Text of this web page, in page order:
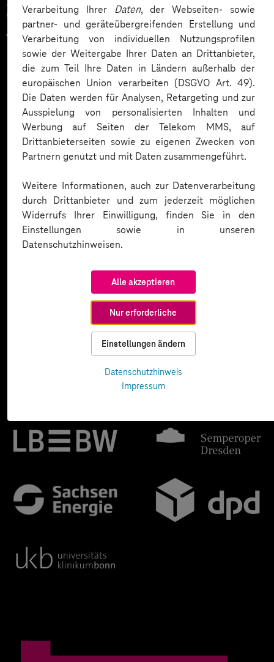
Verarbeitung Ihrer Daten, der Webseiten- sowie
partner- und geräteübergreifenden Erstellung und
Verarbeitung von individuellen Nutzungsprofilen
sowie der Weitergabe Ihrer Daten an Drittanbieter,
die zum Teil Ihre Daten in Ländern außerhalb der
europäischen Union verarbeiten (DSGVO Art. 49).
Die Daten werden für Analysen, Retargeting und zur
Ausspielung von personalisierten Inhalten und
Werbung auf Seiten der Telekom MMS, auf
Drittanbieterseiten sowie zu eigenen Zwecken von
Partnern genutzt und mit Daten zusammengeführt.
Weitere Informationen, auch zur Datenverarbeitung
durch Drittanbieter und zum jederzeit möglichen
Widerrufs Ihrer Einwilligung, finden Sie in den
Einstellungen sowie in unseren
Datenschutzhinweisen.
Alle akzeptieren
Nur erforderliche
Einstellungen ändern
Datenschutzhinweis
Impressum
Zahlreiche Unternehmen
vertrauen auf unsere
Expertise. Hier eine Auswahl: